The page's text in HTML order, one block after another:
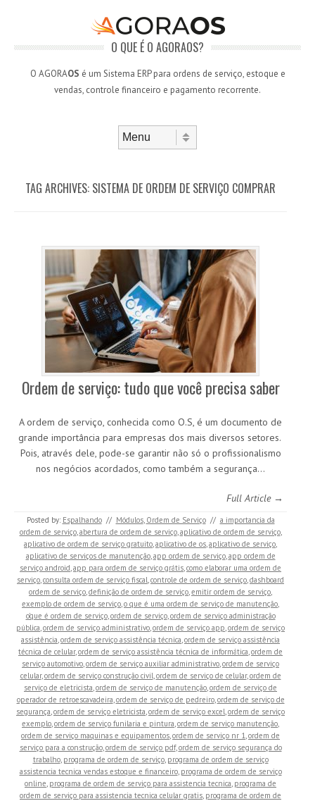
O QUE É O AGORAOS?
O AGORAOS é um Sistema ERP para ordens de serviço, estoque e
vendas, controle financeiro e pagamento recorrente.
TAG ARCHIVES: SISTEMA DE ORDEM DE SERVIÇO COMPRAR
Ordem de serviço: tudo que você precisa saber
A ordem de serviço, conhecida como O.S, é um documento de
grande importância para empresas dos mais diversos setores.
Pois, através dele, pode-se garantir não só o profissionalismo
nos negócios acordados, como também a segurança…
Full Article →
Posted by: Espalhando // Módulos, Ordem de Serviço // a importancia da
ordem de serviço,abertura de ordem de serviço,aplicativo de ordem de serviço,
aplicativo de ordem de serviço gratuito,aplicativo de os,aplicativo de serviço,
aplicativo de serviços de manutenção,app ordem de serviço,app ordem de
serviço android,app para ordem de serviço grátis,como elaborar uma ordem de
serviço,consulta ordem de serviço fiscal,controle de ordem de serviço,dashboard
ordem de serviço,definição de ordem de serviço,emitir ordem de serviço,
exemplo de ordem de serviço,o que é uma ordem de serviço de manutenção,
o'que é ordem de serviço,ordem de serviço,ordem de serviço administração
pública,ordem de serviço administrativo,ordem de serviço app,ordem de serviço
assistência,ordem de serviço assistência técnica,ordem de serviço assistência
técnica de celular,ordem de serviço assistência técnica de informática,ordem de
serviço automotivo,ordem de serviço auxiliar administrativo,ordem de serviço
celular,ordem de serviço construção civil,ordem de serviço de celular,ordem de
serviço de eletricista,ordem de serviço de manutenção,ordem de serviço de
operador de retroescavadeira,ordem de serviço de pedreiro,ordem de serviço de
segurança,ordem de serviço eletricista,ordem de serviço excel,ordem de serviço
exemplo,ordem de serviço funilaria e pintura,ordem de serviço manutenção,
ordem de serviço maquinas e equipamentos,ordem de serviço nr 1,ordem de
serviço para a construção,ordem de serviço pdf,ordem de serviço segurança do
trabalho, programa de ordem de serviço, programa de ordem de serviço
assistencia tecnica vendas estoque e financeiro, programa de ordem de serviço
online, programa de ordem de serviço para assistencia tecnica, programa de
ordem de serviço para assistencia tecnica celular gratis, programa de ordem de